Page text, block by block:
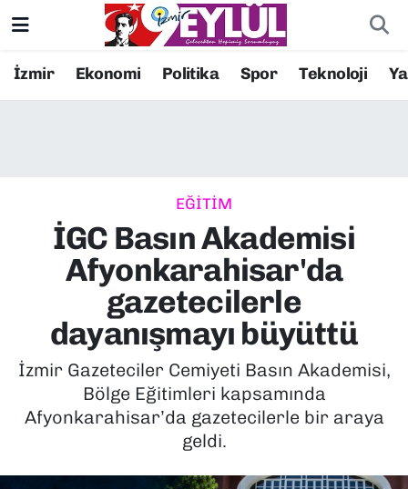
İzmir Ekonomi Politika Spor Teknoloji
EĞİTİM
İGC Basın Akademisi
Afyonkarahisar'da
gazetecilerle
dayanışmayı büyüttü
İzmir Gazeteciler Cemiyeti Basın Akademisi,
Bölge Eğitimleri kapsamında
Afyonkarahisar’da gazetecilerle bir araya
geldi.
Resmi İlanlar
EKONOMİ
KÜLTÜR SANAT
MAGAZİN
POLİTİKA
Konak Nöbetçi Eczaneler
Süper Lig Puan Durumu ve Fikstür
Tüm Manşetler
Son Dakika Haberleri
Haber Arşivi